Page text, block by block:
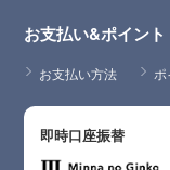
お支払い&ポイント
お支払い方法
即時口座振替